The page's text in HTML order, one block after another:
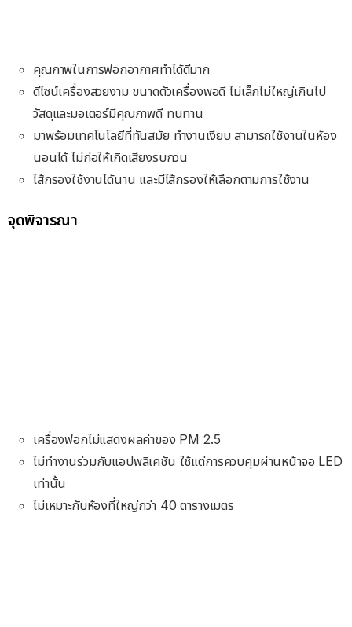
คุณภาพในการฟอกอากาศทำได้ดีมาก
ดีไซน์เครื่องสวยงาม ขนาดตัวเครื่องพอดี ไม่เล็กไม่ใหญ่เกินไป
วัสดุและมอเตอร์มีคุณภาพดี ทนทาน
มาพร้อมเทคโนโลยีที่ทันสมัย ทำงานเงียบ สามารถใช้งานในห้อง
นอนได้ ไม่ก่อให้เกิดเสียงรบกวน
ไส้กรองใช้งานได้นาน และมีไส้กรองให้เลือกตามการใช้งาน
จุดพิจารณา
เครื่องฟอกไม่แสดงผลค่าของ PM 2.5
ไม่ทำงานร่วมกับแอปพลิเคชัน ใช้แต่การควบคุมผ่านหน้าจอ LED
เท่านั้น
ไม่เหมาะกับห้องที่ใหญ่กว่า 40 ตารางเมตร